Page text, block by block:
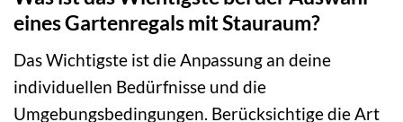
eines Gartenregals mit Stauraum?
Das Wichtigste ist die Anpassung an deine
individuellen Bedürfnisse und die
Umgebungsbedingungen. Berücksichtige die Art